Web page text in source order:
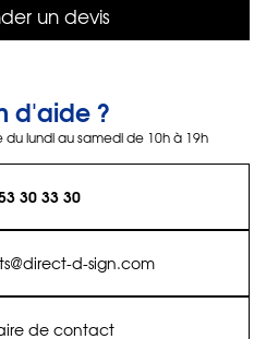
un devis
d'aide ?
lundi au samedi de 10h à 19h
30 33 30
d-sign.com
de contact